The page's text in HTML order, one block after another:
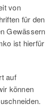
von
für den
Gewässern
ist hierfür
auf
können